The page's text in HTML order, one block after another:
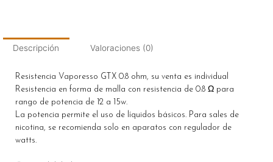
Descripción Valoraciones (0)
Resistencia Vaporesso GTX 0.8 ohm, su venta es individual
Resistencia en forma de malla con resistencia de 0.8 Ω para
rango de potencia de 12 a 15w.
La potencia permite el uso de líquidos básicos. Para sales de
nicotina, se recomienda solo en aparatos con regulador de
watts.